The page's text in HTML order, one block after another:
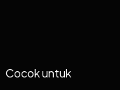
Cocok untuk